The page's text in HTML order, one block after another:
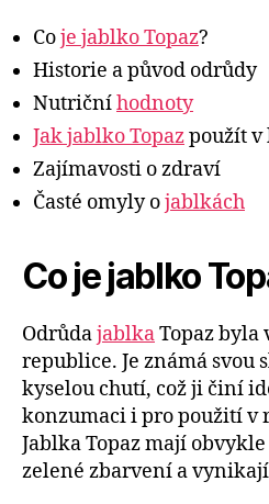
Coje jablko Topaz?
Historie a původ odrůdy
Nutričníhodnoty
Jak jablko Topazpoužít
Zajímavosti o zdraví
Časté omyly ojablkách
Co je jablko
OdrůdajablkaTopaz byla
republice. Je známá svou
kyselou chutí, což ji činí
konzumaci i pro použití v
Jablka Topaz mají
zelené zbarvení a